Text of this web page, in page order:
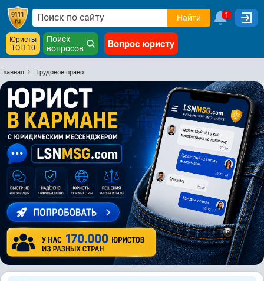
Найти 1
Юристы
ТОП-10
Поиск
вопросов
Вопрос юристу
Главная Трудовое право